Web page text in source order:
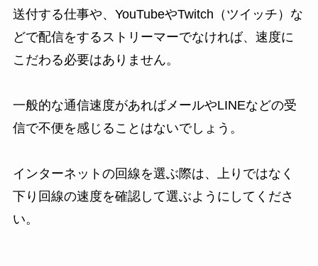
送付する仕事や、YouTubeやTwitch（ツイッチ）な
どで配信をするストリーマーでなければ、速度に
こだわる必要はありません。
一般的な通信速度があればメールやLINEなどの受
信で不便を感じることはないでしょう。
インターネットの回線を選ぶ際は、上りではなく
下り回線の速度を確認して選ぶようにしてくださ
い。